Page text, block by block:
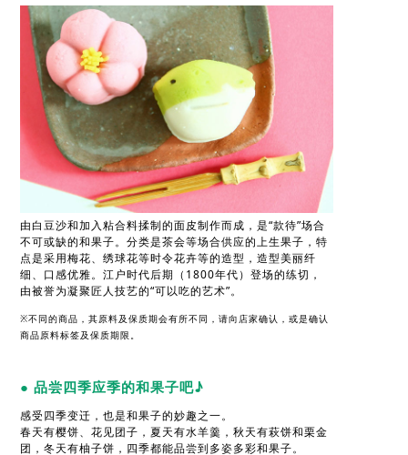
由白豆沙和加入粘合料揉制的面皮制作而成，是“款待”场合
不可或缺的和果子。分类是茶会等场合供应的上生果子，特
点是采用梅花、绣球花等时令花卉等的造型，造型美丽纤
细、口感优雅。江户时代后期（1800年代）登场的练切，
由被誉为凝聚匠人技艺的“可以吃的艺术”。
※不同的商品，其原料及保质期会有所不同，请向店家确认，或是确认
商品原料标签及保质期限。
● 品尝四季应季的和果子吧♪
感受四季变迁，也是和果子的妙趣之一。
春天有樱饼、花见团子，夏天有水羊羹，秋天有萩饼和栗金
团，冬天有柚子饼，四季都能品尝到多姿多彩和果子。